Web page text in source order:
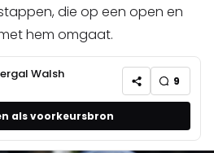
die op een open en
hem omgaat.
Walsh 9
als voorkeursbron